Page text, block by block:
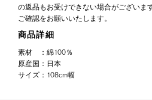
の返品もお受けできない場合がございま
ご確認をお願いいたします。
商品詳細
素材 ： 綿100％
原産国 ： 日本
サイズ ： 108cm幅